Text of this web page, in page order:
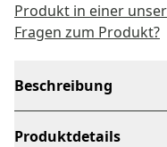
Produkt in einer
Fragen zum Produkt?
Beschreibung
Produktdetails